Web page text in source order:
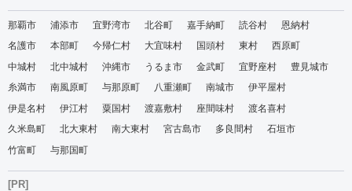
那覇市 浦添市 宜野湾市 北谷町 嘉手納町 読谷村
恩納村
名護市
本部町 今帰仁村 大宜味村 国頭村 東村
西原町
中城村
北中城村 沖縄市 うるま市 金武町 宜野座村
豊見城市
糸満市
南風原町 与那原町 八重瀬町 南城市
伊平屋村
伊是名村
伊江村 粟国村 渡嘉敷村 座間味村
渡名喜村
久米島町
北大東村 南大東村 宮古島市 多良間村
石垣市
竹富町
与那国町
[PR]